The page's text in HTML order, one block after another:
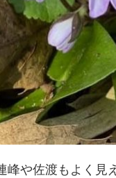
峰や佐渡もよく